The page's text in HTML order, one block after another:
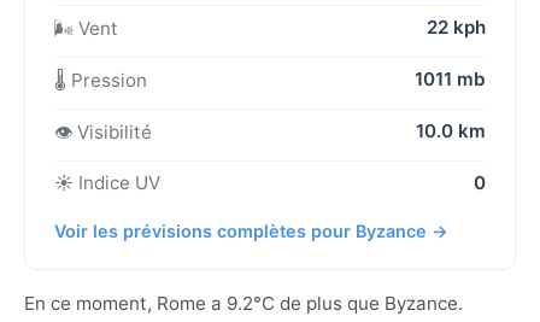
🌬️ Vent
22 kph
🌡️ Pression 1011 mb
👁️ Visibilité 10.0 km
☀️ Indice UV 0
Voir les prévisions complètes pour Byzance →
En ce moment, Rome a 9.2°C de plus que Byzance.